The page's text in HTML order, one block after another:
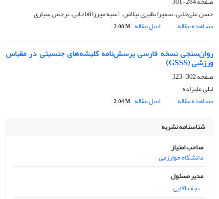
حسن علی‌خانی، سمیرا نظیری نیلاش، آسیه میرزاآقاجانی، نرجس سیاری
مشاهده مقاله
اصل مقاله 2.08 M
روان‌سنجی نسخه فارسی پرسش‌نامه کلیشه‌های جنسیتی در مقیاس
ورزشی (GSSS)
صفحه302-323
لیلی علیزاده
مشاهده مقاله
اصل مقاله 2.04 M
شناسنامه نشریه
صاحب امتیاز
دانشگاه خوارزمی
مدیر مسئول
نجف آقایی